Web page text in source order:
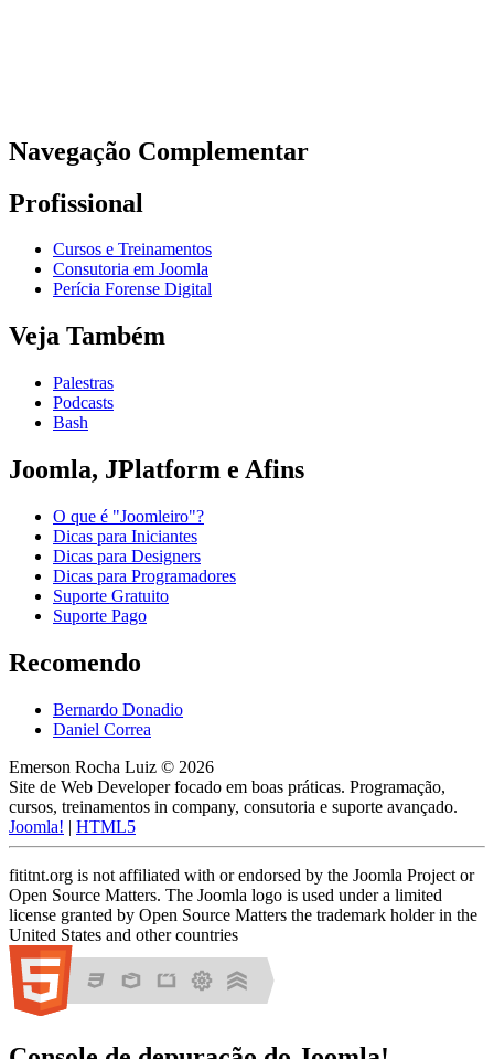
Navegação Complementar
Profissional
Cursos e Treinamentos
Consutoria em Joomla
Perícia Forense Digital
Veja Também
Palestras
Podcasts
Bash
Joomla, JPlatform e Afins
O que é "Joomleiro"?
Dicas para Iniciantes
Dicas para Designers
Dicas para Programadores
Suporte Gratuito
Suporte Pago
Recomendo
Bernardo Donadio
Daniel Correa
Emerson Rocha Luiz © 2026
Site de Web Developer focado em boas práticas. Programação,
cursos, treinamentos in company, consutoria e suporte avançado.
Joomla! | HTML5
fititnt.org is not affiliated with or endorsed by the Joomla Project or
Open Source Matters. The Joomla logo is used under a limited
license granted by Open Source Matters the trademark holder in the
United States and other countries